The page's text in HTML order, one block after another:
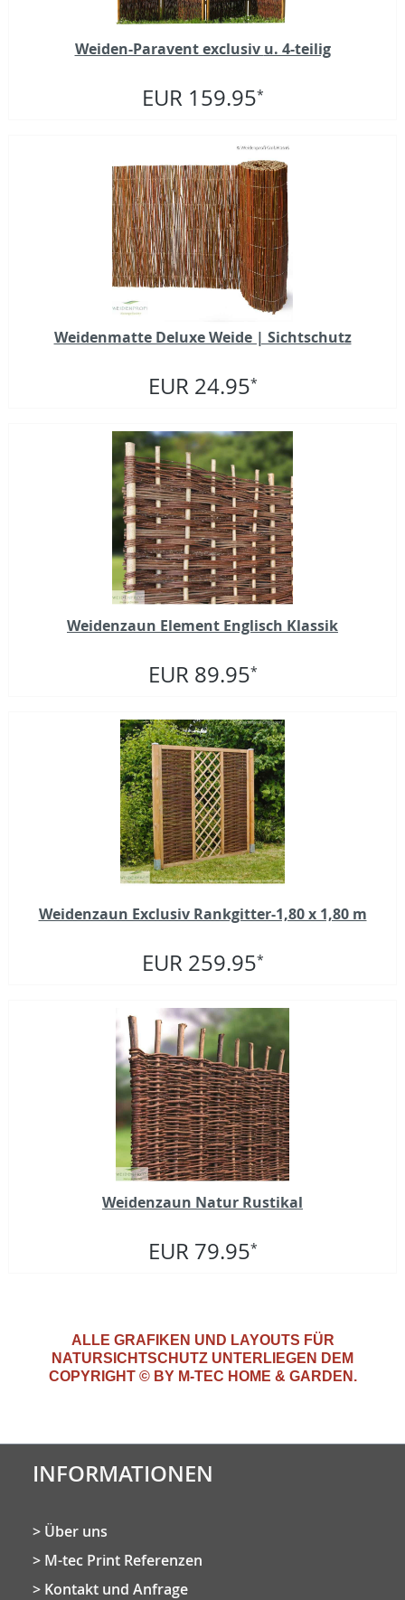
Weiden-Paravent exclusiv u. 4-teilig
EUR 159.95*
Weidenmatte Deluxe Weide | Sichtschutz
EUR 24.95*
Weidenzaun Element Englisch Klassik
EUR 89.95*
Weidenzaun Exclusiv Rankgitter-1,80 x 1,80 m
EUR 259.95*
Weidenzaun Natur Rustikal
EUR 79.95*
ALLE GRAFIKEN UND LAYOUTS FÜR
NATURSICHTSCHUTZ UNTERLIEGEN DEM
COPYRIGHT © BY M-TEC HOME & GARDEN.
INFORMATIONEN
Über uns
M-tec Print Referenzen
Kontakt und Anfrage